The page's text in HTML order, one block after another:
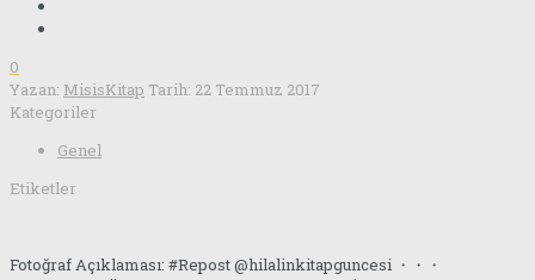
0
Yazan: MisisKitap Tarih: 22 Temmuz 2017
Kategoriler
Genel
Etiketler
Fotoğraf Açıklaması: #Repost @hilalinkitapguncesi ・・・